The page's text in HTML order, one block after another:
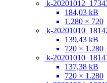
k-
184,03 kB
1.280 × 720
k-
139,43 kB
720 × 1.280
k-
137,38 kB
720 × 1.280